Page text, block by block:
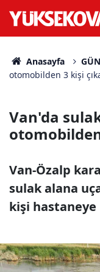
Anasayfa
otomobilden 3 kişi
Van'da
otomobilden
Van-Özalp
sulak alana
kişi hastaneye